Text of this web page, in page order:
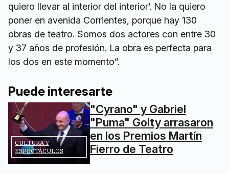
quiero llevar al interior del interior’. No la quiero
poner en avenida Corrientes, porque hay 130
obras de teatro. Somos dos actores con entre 30
y 37 años de profesión. La obra es perfecta para
los dos en este momento”.
Puede interesarte
CULTURA Y
ESPECTÁCULOS
"Cyrano" y Gabriel
"Puma" Goity arrasaron
en los Premios Martín
Fierro de Teatro